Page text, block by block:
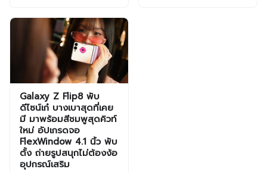
Galaxy Z Flip8 พับ
ดีไซน์เก๋ บางเบาสุดที่เคย
มี มาพร้อมสีชมพูสุดคิวท์
ใหม่ อัปเกรดจอ
FlexWindow 4.1 นิ้ว พับ
ตั้ง ถ่ายรูปสนุกไม่ต้องง้อ
อุปกรณ์เสริม